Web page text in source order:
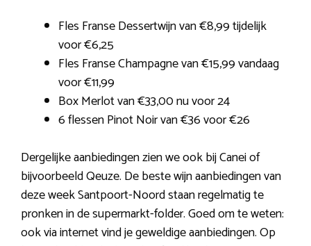
Fles Franse Dessertwijn van €8,99 tijdelijk
voor €6,25
Fles Franse Champagne van €15,99 vandaag
voor €11,99
Box Merlot van €33,00 nu voor 24
6 flessen Pinot Noir van €36 voor €26
Dergelijke aanbiedingen zien we ook bij Canei of
bijvoorbeeld Qeuze. De beste wijn aanbiedingen van
deze week Santpoort-Noord staan regelmatig te
pronken in de supermarkt-folder. Goed om te weten:
ook via internet vind je geweldige aanbiedingen. Op